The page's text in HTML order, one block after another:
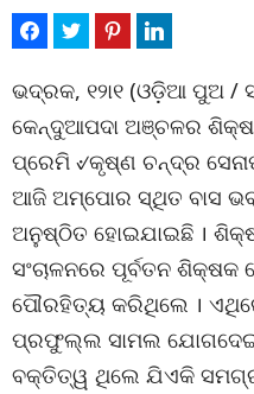
ଭଦ୍ରକ, ୧୨ା୧ (ଓଡ଼ିଆ ପୁଅ /
କେନ୍ଦୁଆପଦା ଅଞ୍ଚଳର
ପ୍ରେମି ୰କୃଷ୍ଣ ଚନ୍ଦ୍ର
ଆଜି ଅମ୍ପୋର ସ୍ଥିତ ବାସ
ଅନୁଷ୍ଠିତ ହୋଇଯାଇଛି ।
ସଂଚାଳନରେ ପୂର୍ବତନ ଶିକ୍ଷକ
ପୌରହିତ୍ୟ କରିଥିଲେ ।
ପ୍ରଫୁଲ୍ଲ ସାମଲ
ବକ୍ତିତ୍ୱ ଥିଲେ ଯିଏକି